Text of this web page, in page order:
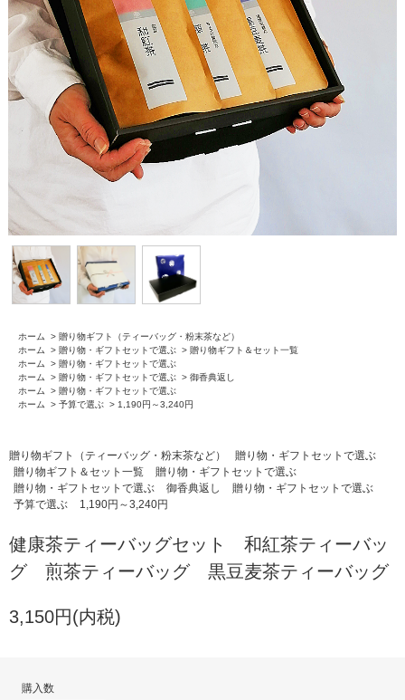
ホーム > 贈り物ギフト（ティーバッグ・粉末茶など）
ホーム
> 贈り物・ギフトセットで選ぶ > 贈り物ギフト＆セット一覧
ホーム
> 贈り物・ギフトセットで選ぶ
ホーム
> 贈り物・ギフトセットで選ぶ > 御香典返し
ホーム
> 贈り物・ギフトセットで選ぶ
ホーム
> 予算で選ぶ > 1,190円～3,240円
贈り物ギフト（ティーバッグ・粉末茶など）
贈り物・ギフトセットで選ぶ
贈り物ギフト＆セット一覧
贈り物・ギフトセットで選ぶ
贈り物・ギフトセットで選ぶ
御香典返し
贈り物・ギフトセットで選ぶ
予算で選ぶ
1,190円～3,240円
健康茶ティーバッグセット 和紅茶ティーバッ
グ 煎茶ティーバッグ 黒豆麦茶ティーバッグ
3,150円(内税)
購入数